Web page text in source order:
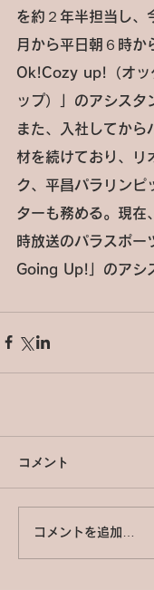
を約２年半担当し、
月から平日朝６時か
Ok!Cozy up!（オッ
ップ）」のアシスタ
また、入社してから
材を続けており、リ
ク、平昌パラリンピ
ターも務める。現在
時放送のパラスポー
Going Up!」のアシ
コメント
コメントを追加…